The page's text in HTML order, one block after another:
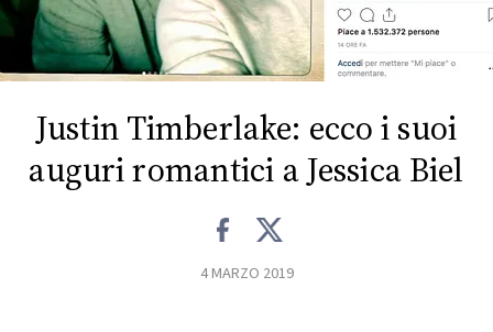
FOTO
CONCORSI
EVENTI
Justin Timberlake: ecco i suoi
auguri romantici a Jessica Biel
4 MARZO 2019